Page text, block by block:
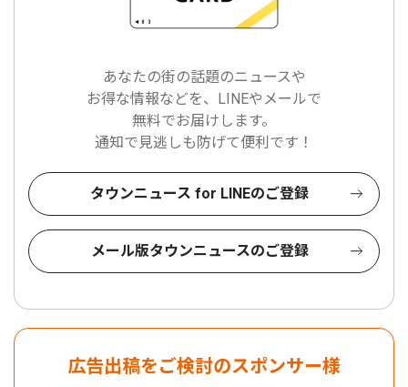
あなたの街の話題のニュースや
お得な情報などを、LINEやメールで
無料でお届けします。
通知で見逃しも防げて便利です！
タウンニュース for LINEのご登録
メール版タウンニュースのご登録
広告出稿をご検討のスポンサー様